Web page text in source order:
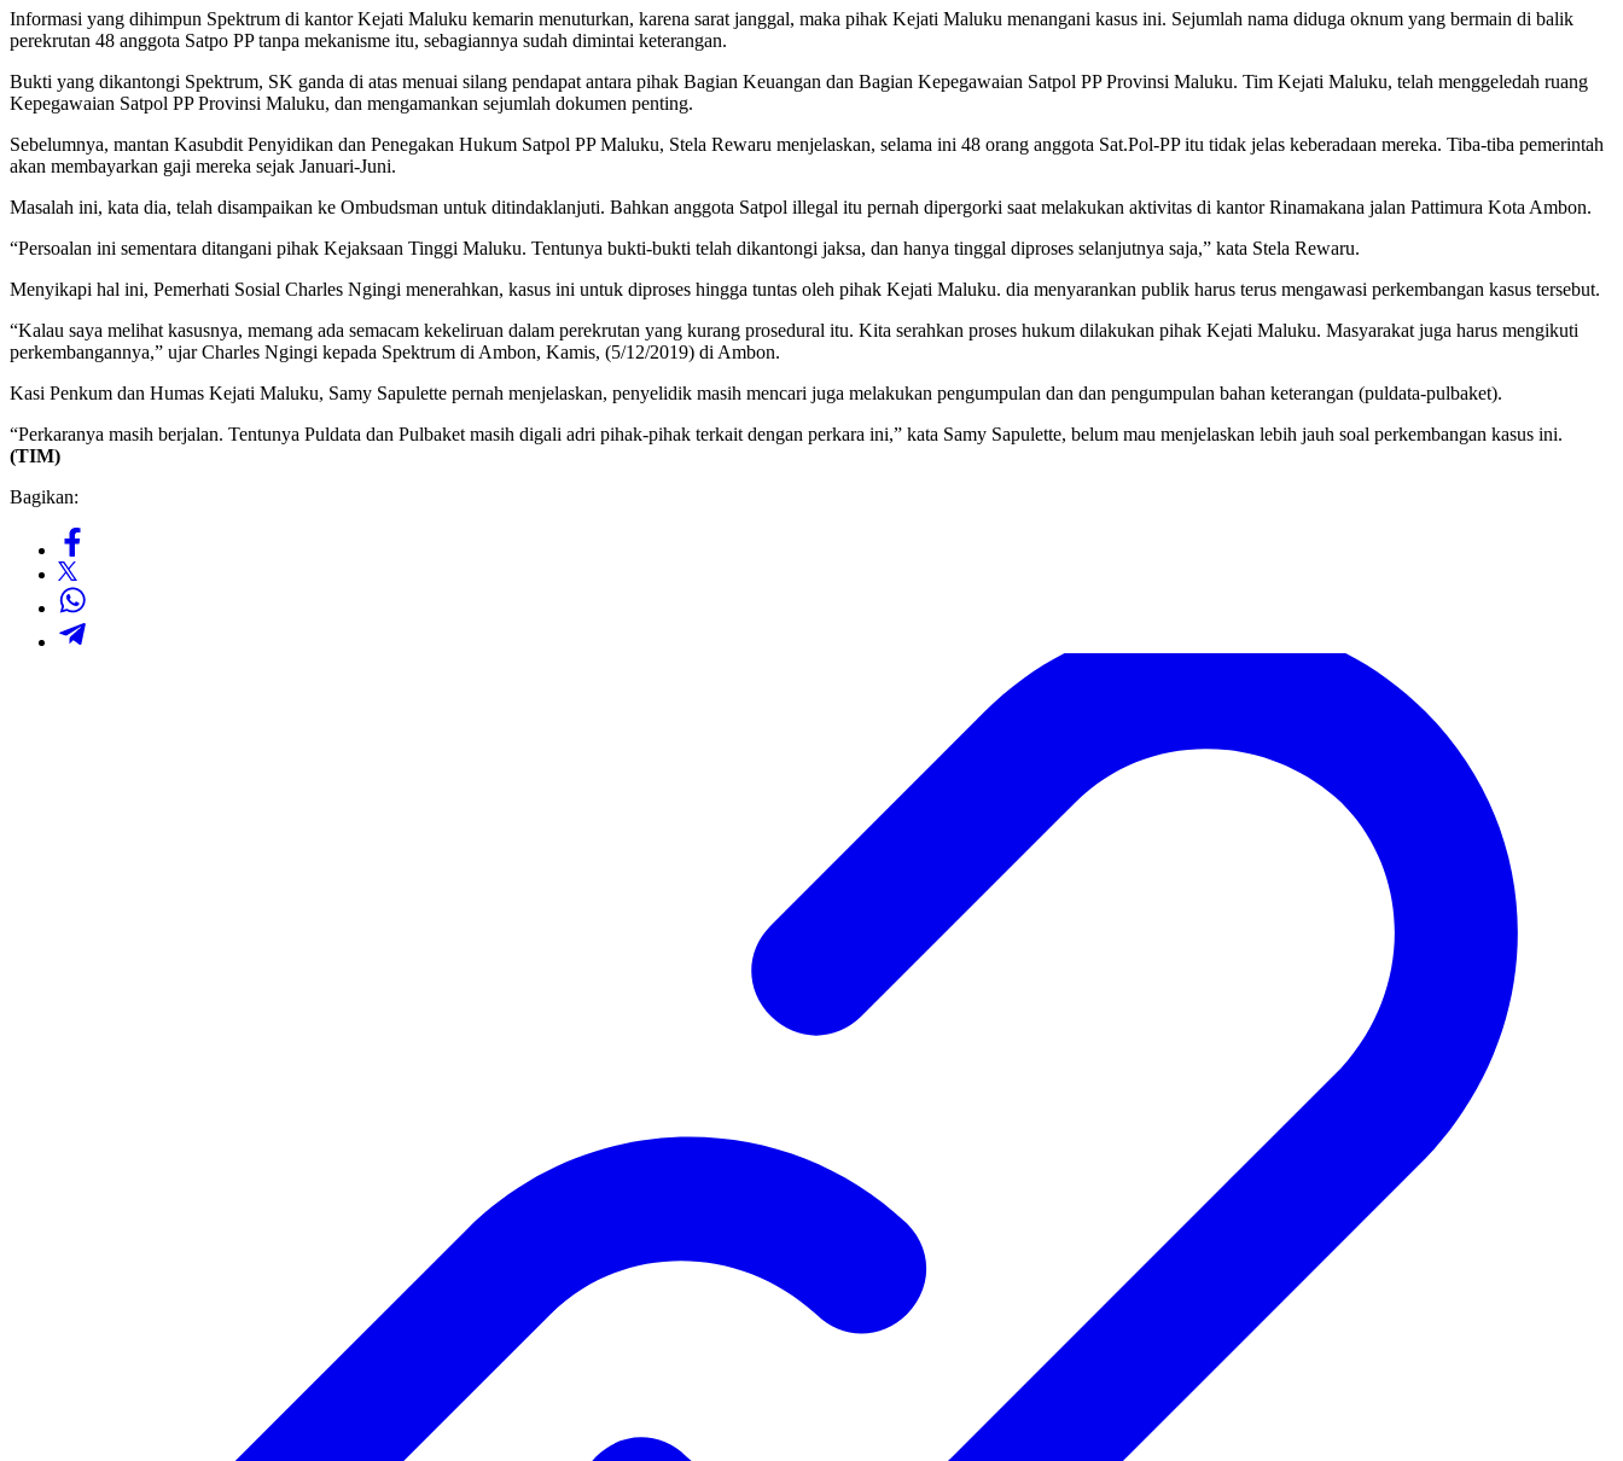
Informasi yang dihimpun Spektrum di kantor Kejati Maluku kemarin menuturkan, karena sarat janggal, maka pihak Kejati Maluku menangani kasus ini. Sejumlah nama diduga oknum yang bermain di balik
perekrutan 48 anggota Satpo PP tanpa mekanisme itu, sebagiannya sudah dimintai keterangan.
Bukti yang dikantongi Spektrum, SK ganda di atas menuai silang pendapat antara pihak Bagian Keuangan dan Bagian Kepegawaian Satpol PP Provinsi Maluku. Tim Kejati Maluku, telah menggeledah ruang
Kepegawaian Satpol PP Provinsi Maluku, dan mengamankan sejumlah dokumen penting.
Sebelumnya, mantan Kasubdit Penyidikan dan Penegakan Hukum Satpol PP Maluku, Stela Rewaru menjelaskan, selama ini 48 orang anggota Sat.Pol-PP itu tidak jelas keberadaan mereka. Tiba-tiba pemerintah
akan membayarkan gaji mereka sejak Januari-Juni.
Masalah ini, kata dia, telah disampaikan ke Ombudsman untuk ditindaklanjuti. Bahkan anggota Satpol illegal itu pernah dipergorki saat melakukan aktivitas di kantor Rinamakana jalan Pattimura Kota Ambon.
“Persoalan ini sementara ditangani pihak Kejaksaan Tinggi Maluku. Tentunya bukti-bukti telah dikantongi jaksa, dan hanya tinggal diproses selanjutnya saja,” kata Stela Rewaru.
Menyikapi hal ini, Pemerhati Sosial Charles Ngingi menerahkan, kasus ini untuk diproses hingga tuntas oleh pihak Kejati Maluku. dia menyarankan publik harus terus mengawasi perkembangan kasus tersebut.
“Kalau saya melihat kasusnya, memang ada semacam kekeliruan dalam perekrutan yang kurang prosedural itu. Kita serahkan proses hukum dilakukan pihak Kejati Maluku. Masyarakat juga harus mengikuti
perkembangannya,” ujar Charles Ngingi kepada Spektrum di Ambon, Kamis, (5/12/2019) di Ambon.
Kasi Penkum dan Humas Kejati Maluku, Samy Sapulette pernah menjelaskan, penyelidik masih mencari juga melakukan pengumpulan dan dan pengumpulan bahan keterangan (puldata-pulbaket).
“Perkaranya masih berjalan. Tentunya Puldata dan Pulbaket masih digali adri pihak-pihak terkait dengan perkara ini,” kata Samy Sapulette, belum mau menjelaskan lebih jauh soal perkembangan kasus ini.
(TIM)
Bagikan: